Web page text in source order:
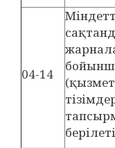
04-14